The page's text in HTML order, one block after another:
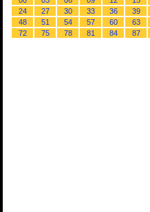
24
27 30 33 36 39
48
51 54 57 60 63
72
75 78 81 84 87